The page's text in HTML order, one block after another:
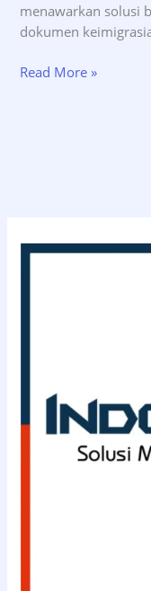
menawarkan solusi
dokumen
Jasa
Read More »